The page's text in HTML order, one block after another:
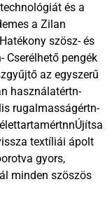
és a
a Zilan
szösz- és
Cserélhető pengék
az egyszerű
használatértn-
rugalmasságértn-
textíliái ápolt
gyors,
minden szöszös